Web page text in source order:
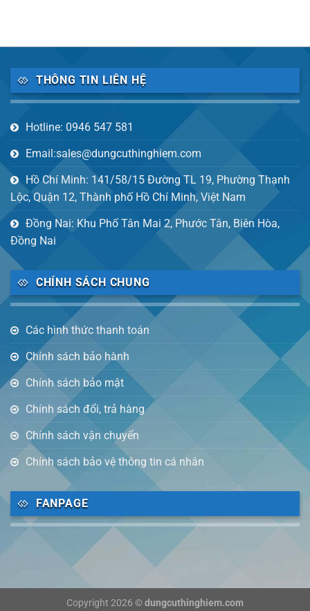
THÔNG TIN LIÊN HỆ
Hotline: 0946 547 581
Email:sales@dungcuthinghiem.com
Hồ Chí Minh: 141/58/15 Đường TL 19, Phường Thạnh
Lộc, Quận 12, Thành phố Hồ Chí Minh, Việt Nam
Đồng Nai: Khu Phố Tân Mai 2, Phước Tân, Biên Hòa,
Đồng Nai
CHÍNH SÁCH CHUNG
Các hình thức thanh toán
Chính sách bảo hành
Chính sách bảo mật
Chính sách đổi, trả hàng
Chính sách vận chuyển
Chính sách bảo vệ thông tin cá nhân
FANPAGE
Copyright 2026 © dungcuthinghiem.com